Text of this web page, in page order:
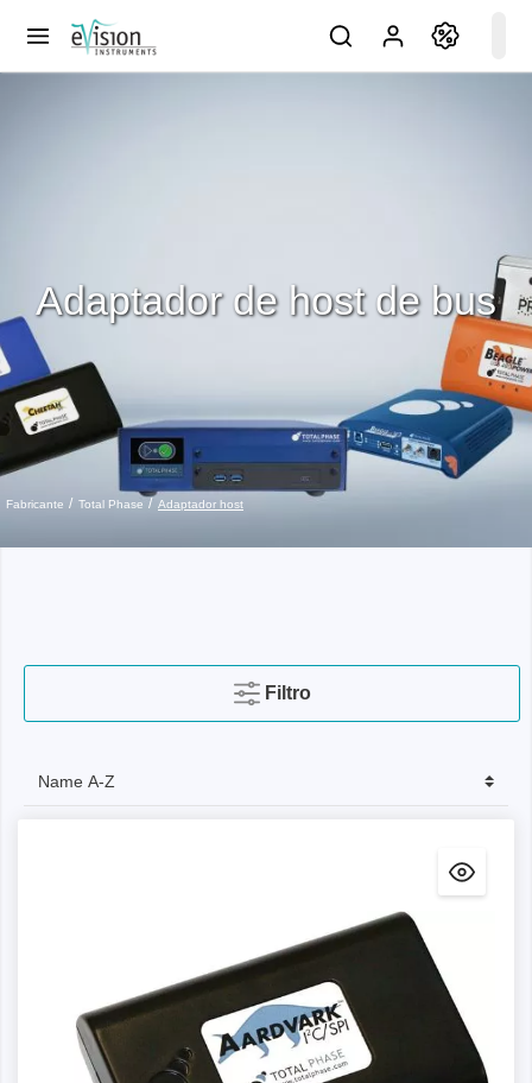
Fabricante Total Phase Adaptador host
Adaptador de host de bus
Filtro